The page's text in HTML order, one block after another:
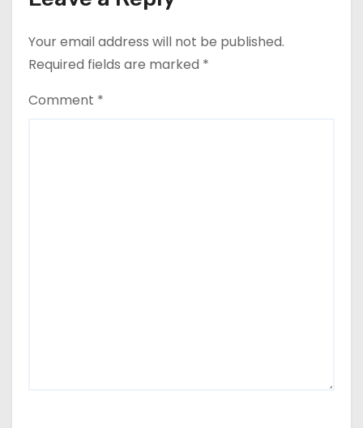
Your email address will not be published.
Required fields are marked *
Comment *